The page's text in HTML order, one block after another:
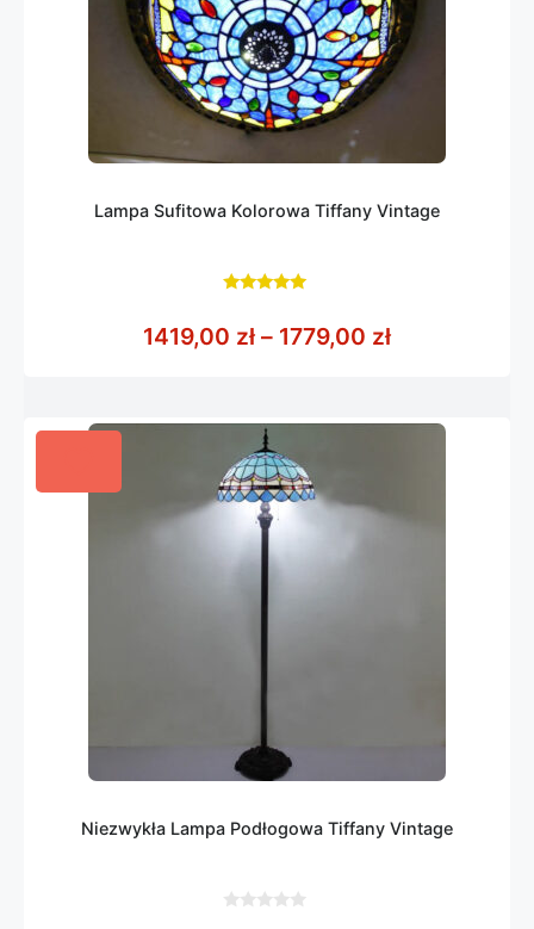
Lampa Sufitowa Kolorowa Tiffany Vintage
1419,00 zł – 1779,00 złZakres cen:
Niezwykła Lampa Podłogowa Tiffany Vintage